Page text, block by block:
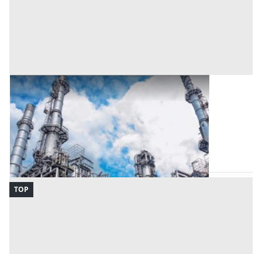
Opificio Industriale all'asta a Nuoro
Tortolì (Nuoro)
Offerta minima
272.160 € 362.880 €
Codice asta:74773f11
Asta chiusa
TOP